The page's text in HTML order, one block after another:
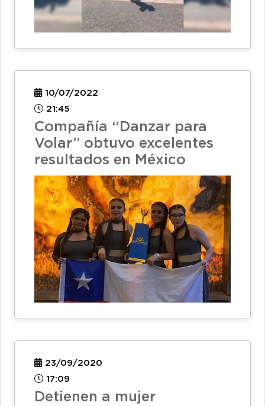
10/07/2022
21:45
Compañía “Danzar para
Volar” obtuvo excelentes
resultados en México
23/09/2020
17:09
Detienen a mujer